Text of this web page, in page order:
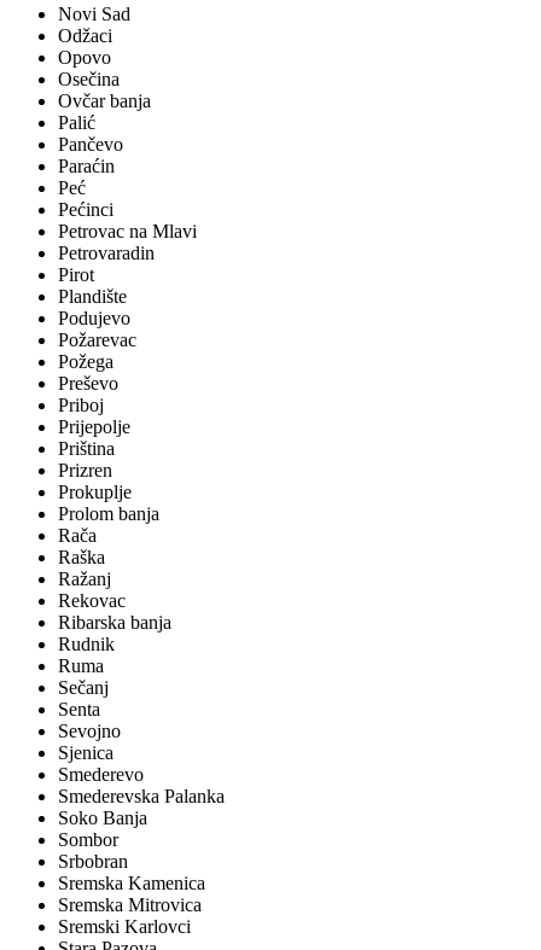
Novi Sad
Odžaci
Opovo
Osečina
Ovčar banja
Palić
Pančevo
Paraćin
Peć
Pećinci
Petrovac na Mlavi
Petrovaradin
Pirot
Plandište
Podujevo
Požarevac
Požega
Preševo
Priboj
Prijepolje
Priština
Prizren
Prokuplje
Prolom banja
Rača
Raška
Ražanj
Rekovac
Ribarska banja
Rudnik
Ruma
Sečanj
Senta
Sevojno
Sjenica
Smederevo
Smederevska Palanka
Soko Banja
Sombor
Srbobran
Sremska Kamenica
Sremska Mitrovica
Sremski Karlovci